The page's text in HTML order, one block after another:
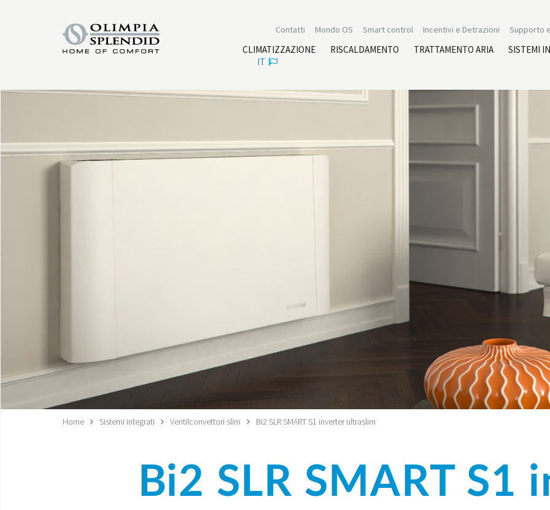
Supporto
Incentivi e Detrazioni
Smart control
Mondo OS
Contatti
CLIMATIZZAZIONE RISCALDAMENTO TRATTAMENTO ARIA
SISTEMI
IT
Home Sistemi integrati Ventilconvettori slim Bi2 SLR SMART S1 inverter ultraslim
Bi2 SLR SMART S1